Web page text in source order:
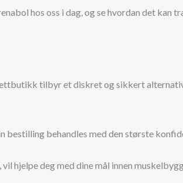
hos oss i dag, og se hvordan det kan
tilbyr et diskret og sikkert
bestilling behandles med den største
hjelpe deg med dine mål innen